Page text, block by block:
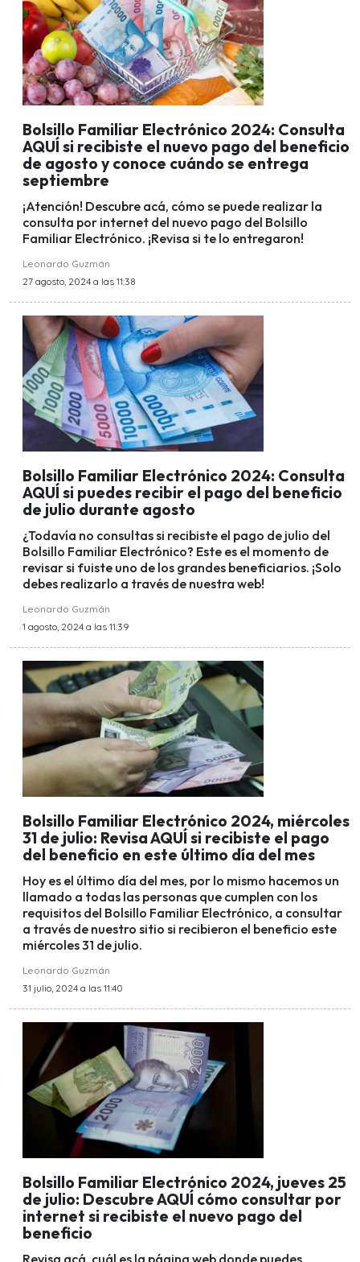
Bolsillo Familiar Electrónico 2024: Consulta
AQUÍ si recibiste el nuevo pago del beneficio
de agosto y conoce cuándo se entrega
septiembre
¡Atención! Descubre acá, cómo se puede realizar la
consulta por internet del nuevo pago del Bolsillo
Familiar Electrónico. ¡Revisa si te lo entregaron!
Leonardo Guzmán
27 agosto, 2024 a las 11:38
Bolsillo Familiar Electrónico 2024: Consulta
AQUÍ si puedes recibir el pago del beneficio
de julio durante agosto
¿Todavía no consultas si recibiste el pago de julio del
Bolsillo Familiar Electrónico? Este es el momento de
revisar si fuiste uno de los grandes beneficiarios. ¡Solo
debes realizarlo a través de nuestra web!
Leonardo Guzmán
1 agosto, 2024 a las 11:39
Bolsillo Familiar Electrónico 2024, miércoles
31 de julio: Revisa AQUÍ si recibiste el pago
del beneficio en este último día del mes
Hoy es el último día del mes, por lo mismo hacemos un
llamado a todas las personas que cumplen con los
requisitos del Bolsillo Familiar Electrónico, a consultar
a través de nuestro sitio si recibieron el beneficio este
miércoles 31 de julio.
Leonardo Guzmán
31 julio, 2024 a las 11:40
Bolsillo Familiar Electrónico 2024, jueves 25
de julio: Descubre AQUÍ cómo consultar por
internet si recibiste el nuevo pago del
beneficio